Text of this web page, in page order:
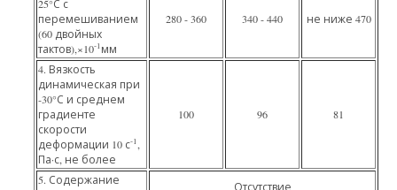
25°С с
перемешиванием
(60 двойных
тактов),×10-1 мм
280 - 360 340 - 440 не ниже 470
4. Вязкость
динамическая при
-30°С и среднем
градиенте
скорости
деформации 10 с-1 ,
Па·с, не более
100 96 81
5. Содержание
Отсутствие